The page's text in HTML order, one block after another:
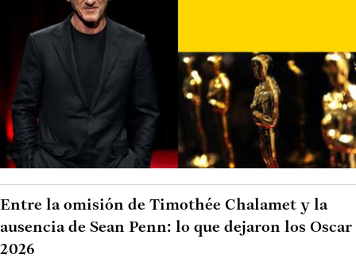
Entre la omisión de Timothée Chalamet y la
ausencia de Sean Penn: lo que dejaron los Oscar
2026